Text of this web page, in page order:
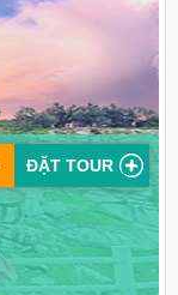
ĐẶT TOUR